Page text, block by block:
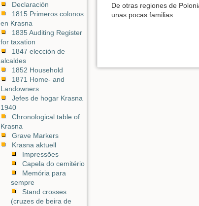
Declaración
1815 Primeros colonos
en Krasna
1835 Auditing Register
for taxation
1847 elección de
alcaldes
1852 Household
1871 Home- and
Landowners
Jefes de hogar Krasna
1940
Chronological table of
Krasna
Grave Markers
Krasna aktuell
Impressões
Capela do cemitério
Memória para
sempre
Stand crosses
(cruzes de beira de
De otras regiones de
unas pocas familias.